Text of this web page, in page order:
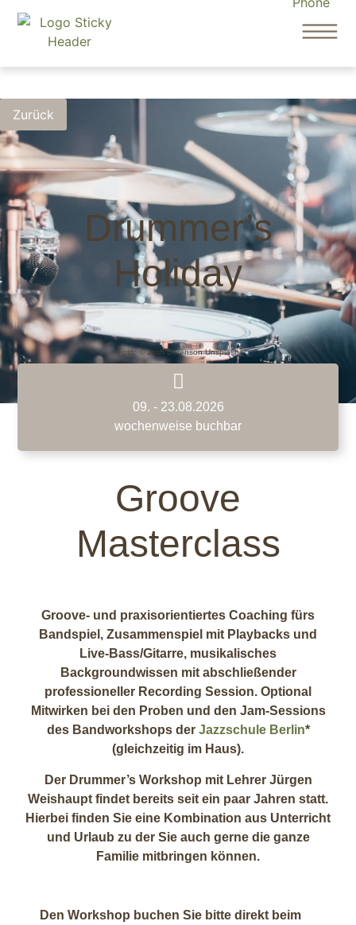
Drummer’s
Holiday
Foto: © Josh Sorenson Unsplash
09. - 23.08.2026
wochenweise buchbar
Groove
Masterclass
Groove- und praxisorientiertes Coaching fürs
Bandspiel, Zusammenspiel mit Playbacks und
Live-Bass/Gitarre, musikalisches
Backgroundwissen mit abschließender
professioneller Recording Session. Optional
Mitwirken bei den Proben und den Jam-Sessions
des Bandworkshops der Jazzschule Berlin*
(gleichzeitig im Haus).
Der Drummer’s Workshop mit Lehrer Jürgen
Weishaupt findet bereits seit ein paar Jahren statt.
Hierbei finden Sie eine Kombination aus Unterricht
und Urlaub zu der Sie auch gerne die ganze
Familie mitbringen können.
Den Workshop buchen Sie bitte direkt beim